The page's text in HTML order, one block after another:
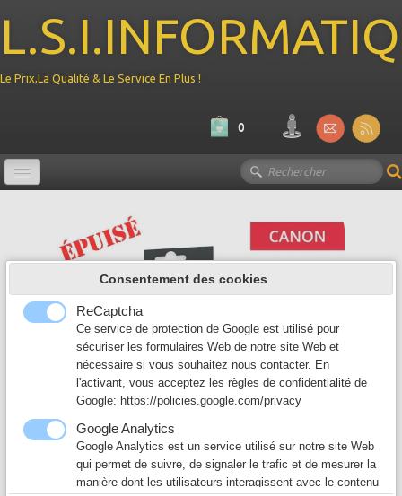
Le Prix,La Qualité & Le Service En Plus !
0
Ordinateur▼
▼
Périphérique▼
Câble & Connecteur
Logiciel & Papier▼
Consentement des cookies
ReCaptcha
Ce service de protection de Google est utilisé pour
sécuriser les formulaires Web de notre site Web et
nécessaire si vous souhaitez nous contacter. En
l'activant, vous acceptez les règles de confidentialité de
Google: https://policies.google.com/privacy
Google Analytics
Google Analytics est un service utilisé sur notre site Web
qui permet de suivre, de signaler le trafic et de mesurer la
manière dont les utilisateurs interagissent avec le contenu